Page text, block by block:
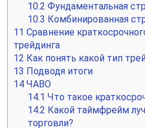
10.2 Фундаментальная
10.3 Комбинированная
11 Сравнение
трейдинга
12 Как понять какой тип
13 Подводя итоги
14 ЧАВО
14.1 Что такое
14.2 Какой таймфрейм
торговли?